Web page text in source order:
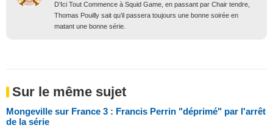
D’Ici Tout Commence à Squid Game, en passant par Chair tendre,
Thomas Pouilly sait qu’il passera toujours une bonne soirée en
matant une bonne série.
Sur le même sujet
Mongeville sur France 3 : Francis Perrin "déprimé" par l'arrêt
de la série